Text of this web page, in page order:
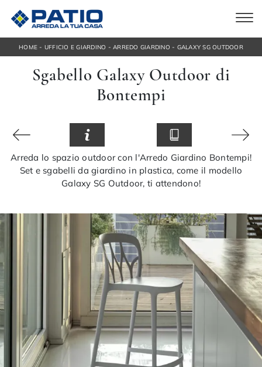
HOME - UFFICIO E GIARDINO -ARREDO GIARDINO - GALAXY SG OUTDOOR
Sgabello Galaxy Outdoor di
Bontempi
Arreda lo spazio outdoor con l'Arredo Giardino Bontempi!
Set e sgabelli da giardino in plastica, come il modello
Galaxy SG Outdoor, ti attendono!